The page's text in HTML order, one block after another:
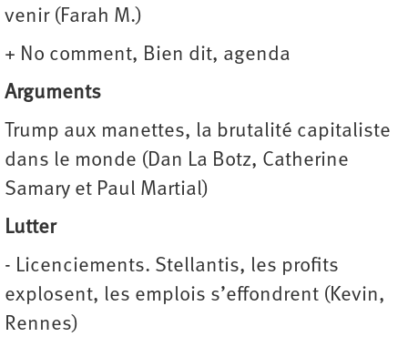
venir (Farah M.)
+ No comment, Bien dit, agenda
Arguments
Trump aux manettes, la brutalité capitaliste
dans le monde (Dan La Botz, Catherine
Samary et Paul Martial)
Lutter
- Licenciements. Stellantis, les profits
explosent, les emplois s’effondrent (Kevin,
Rennes)